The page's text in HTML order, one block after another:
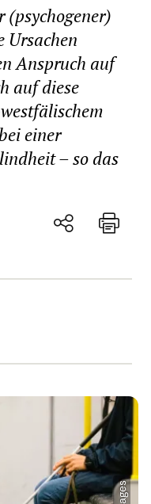
(psychogener)
Ursachen
Anspruch auf
auf diese
einer
– so das